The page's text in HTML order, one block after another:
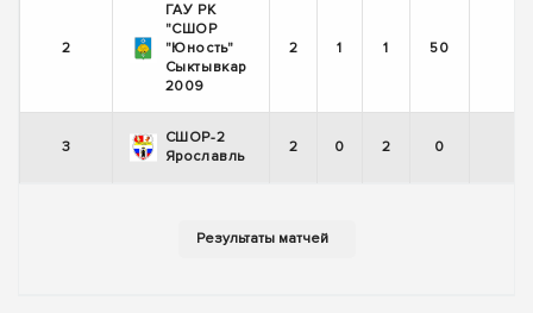
2
ГАУ РК
"СШОР
"Юность"
Сыктывкар
2009
2 1 1 50
3
СШОР-2
Ярославль
2 0 2 0